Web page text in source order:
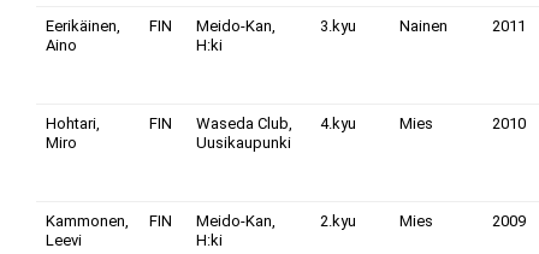
Eerikäinen,
Aino
FIN
Meido-Kan,
H:ki
3.kyu Nainen 2011
Hohtari,
Miro
FIN
Waseda Club,
Uusikaupunki
4.kyu Mies 2010
Kammonen,
Leevi
FIN
Meido-Kan,
H:ki
2.kyu Mies 2009